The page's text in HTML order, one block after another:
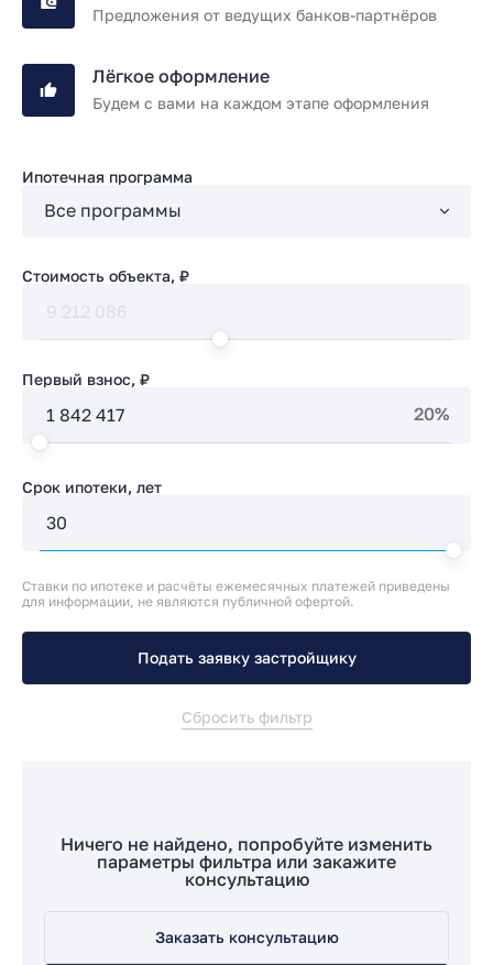
Предложения от ведущих банков-партнёров
Лёгкое оформление
Будем с вами на каждом этапе оформления
Ипотечная программа
Стоимость объекта, ₽
Первый взнос, ₽
20%
Срок ипотеки, лет
Ставки по ипотеке и расчёты ежемесячных платежей приведены
для информации, не являются публичной офертой.
Подать заявку застройщику
Сбросить фильтр
Ничего не найдено, попробуйте изменить
параметры фильтра или закажите
консультацию
Заказать консультацию